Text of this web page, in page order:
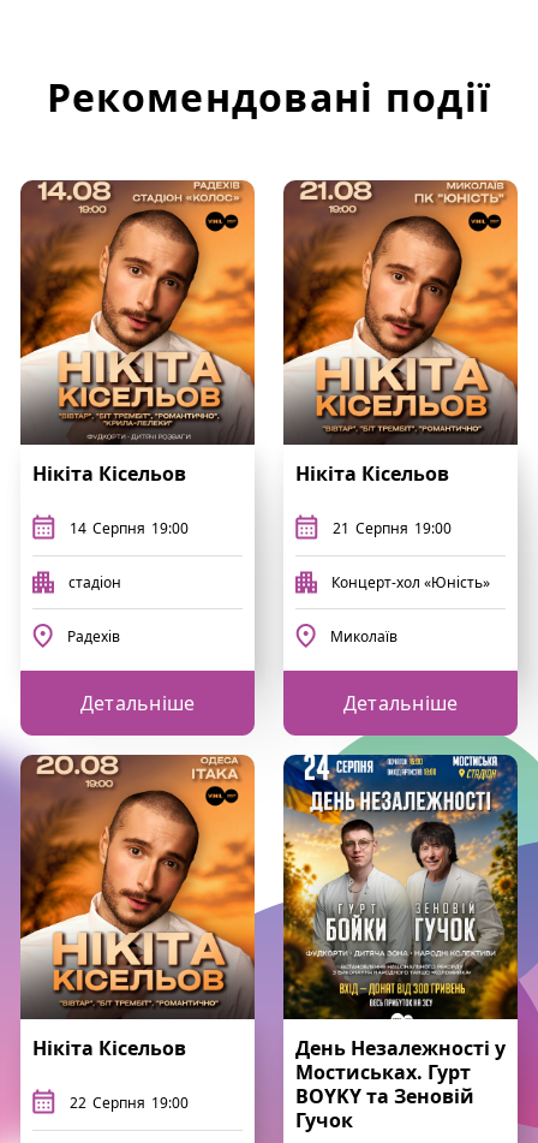
Рекомендовані події
Нікіта Кісельов
14 Серпня 19:00
стадіон
Радехів
Детальніше
Нікіта Кісельов
21 Серпня 19:00
Концерт-хол «Юність»
Миколаїв
Детальніше
Нікіта Кісельов
22 Серпня 19:00
День Незалежності у
Мостиськах. Гурт
BOYKY та Зеновій
Гучок